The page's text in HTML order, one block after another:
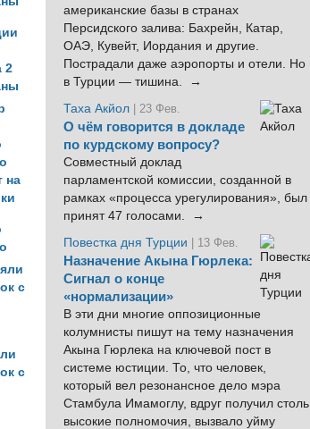
2
на
с
американские базы в странах
Персидского залива: Бахрейн, Катар,
ОАЭ, Кувейт, Иордания и другие.
Пострадали даже аэропорты и отели. Но
в Турции — тишина. →
Таха Акйол | 23 Фев.
О чём говорится в докладе
по курдскому вопросу?
Совместный доклад
парламентской комиссии, созданной в
рамках «процесса урегулирования», был
принят 47 голосами. →
Повестка дня Турции
| 13 Фев.
Назначение Акына Гюрлека:
Сигнал о конце
«нормализации»
В эти дни многие оппозиционные
колумнисты пишут на тему назначения
Акына Гюрлека на ключевой пост в
системе юстиции. То, что человек,
который вел резонансное дело мэра
Стамбула Имамоглу, вдруг получил столь
высокие полномочия, вызвало уйму